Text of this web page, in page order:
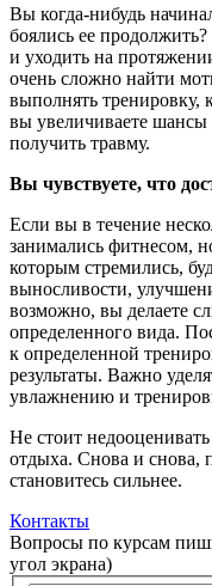
Вы когда-нибудь
боялись ее
и уходить на
очень сложно найти
выполнять тренировку,
вы увеличиваете
получить травму.
Вы чувствуете, что
Если вы в течение
занимались фитнесом,
которым стремились,
выносливости,
возможно, вы делаете
определенного вида.
к определенной
результаты. Важно
увлажнению и
Не стоит
отдыха. Снова и снова,
становитесь сильнее.
Контакты
Вопросы по курсам
угол экрана)